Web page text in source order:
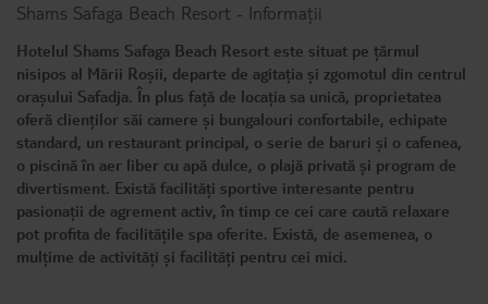
Shams Safaga Beach Resort - Informații
Hotelul Shams Safaga Beach Resort este situat pe țărmul
nisipos al Mării Roșii, departe de agitația și zgomotul din centrul
orașului Safadja. În plus față de locația sa unică, proprietatea
oferă clienților săi camere și bungalouri confortabile, echipate
standard, un restaurant principal, o serie de baruri și o cafenea,
o piscină în aer liber cu apă dulce, o plajă privată și program de
divertisment. Există facilități sportive interesante pentru
pasionații de agrement activ, în timp ce cei care caută relaxare
pot profita de facilitățile spa oferite. Există, de asemenea, o
mulțime de activități și facilități pentru cei mici.